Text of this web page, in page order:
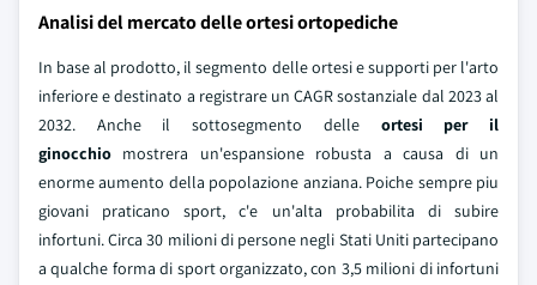
Analisi del mercato delle ortesi ortopediche
In base al prodotto, il segmento delle ortesi e supporti per l'arto
inferiore e destinato a registrare un CAGR sostanziale dal 2023 al
2032. Anche il sottosegmento delle ortesi per il
ginocchio mostrera un'espansione robusta a causa di un
enorme aumento della popolazione anziana. Poiche sempre piu
giovani praticano sport, c'e un'alta probabilita di subire
infortuni. Circa 30 milioni di persone negli Stati Uniti partecipano
a qualche forma di sport organizzato, con 3,5 milioni di infortuni